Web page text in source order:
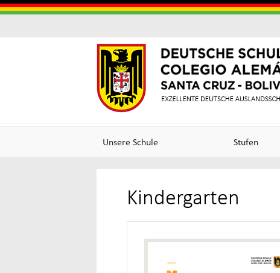
Aleman
Cruz
Alemán
Unsere Schule Stufen
Kindergarten